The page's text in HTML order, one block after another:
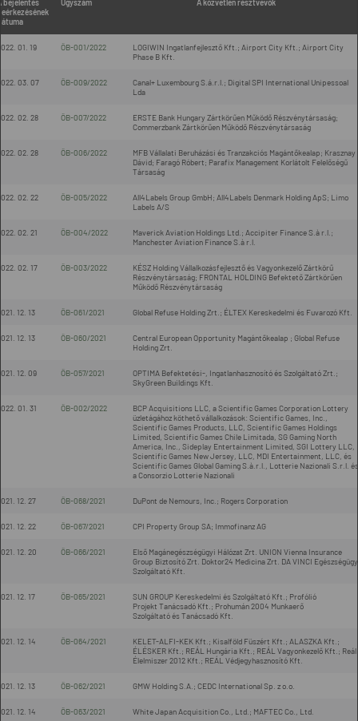
bejelentés
Ügyszám A közvetlen résztvevők
01. 19 ÖB-001/2022
LOGIWIN Ingatlanfejlesztő Kft.; Airport City Kft.; Airport City
Phase B Kft.
03. 07 ÖB-009/2022
Canal+ Luxembourg S.á.r.l.; Digital SPI International Unipessoal
Lda
02. 28 ÖB-007/2022
ERSTE Bank Hungary Zártkörűen Működő Részvénytársaság;
Commerzbank Zártkörűen Működő Részvénytársaság
02. 28 ÖB-006/2022
MFB Vállalati Beruházási és Tranzakciós Magántőkealap; Krasznay
Dávid; Faragó Róbert; Parafix Management Korlátolt Felelőségű
Társaság
02. 22 ÖB-005/2022
All4Labels Group GmbH; All4Labels Denmark Holding ApS; Limo
Labels A/S
02. 21 ÖB-004/2022
Maverick Aviation Holdings Ltd.; Accipiter Finance S.à r.l.;
Manchester Aviation Finance S.à r.l.
02. 17 ÖB-003/2022
KÉSZ Holding Vállalkozásfejlesztő és Vagyonkezelő Zártkörű
Részvénytársaság; FRONTAL HOLDING Befektető Zártkörűen
Működő Részvénytársaság
12. 13 ÖB-061/2021 Global Refuse Holding Zrt.; ÉLTEX Kereskedelmi és Fuvarozó Kft.
12. 13 ÖB-060/2021
Central European Opportunity Magántőkealap ; Global Refuse
Holding Zrt.
12. 09 ÖB-057/2021
OPTIMA Befektetési-, Ingatlanhasznosító és Szolgáltató Zrt.;
SkyGreen Buildings Kft.
01. 31 ÖB-002/2022
BCP Acquisitions LLC, a Scientific Games Corporation Lottery
üzletágához köthető vállalkozások: Scientific Games, Inc.,
Scientific Games Products, LLC, Scientific Games Holdings
Limited, Scientific Games Chile Limitada, SG Gaming North
America, Inc., Sideplay Entertainment Limited, SGI Lottery LLC,
Scientific Games New Jersey, LLC, MDI Entertainment, LLC, és
Scientific Games Global Gaming S.à.r.l., Lotterie Nazionali S.r.l. és
a Consorzio Lotterie Nazionali
12. 27 ÖB-068/2021 DuPont de Nemours, Inc.; Rogers Corporation
12. 22 ÖB-067/2021 CPI Property Group SA; Immofinanz AG
12. 20 ÖB-066/2021
Első Magánegészségügyi Hálózat Zrt. UNION Vienna Insurance
Group Biztosító Zrt. Doktor24 Medicina Zrt. DA VINCI
Szolgáltató Kft.
12. 17 ÖB-065/2021
SUN GROUP Kereskedelmi és Szolgáltató Kft.; Profólió
Projekt Tanácsadó Kft.; Prohumán 2004 Munkaerő
Szolgáltató és Tanácsadó Kft.
12. 14 ÖB-064/2021
KELET-ALFI-KEK Kft.; Kisalföld Füszért Kft.; ALASZKA Kft.;
ÉLÉSKER Kft.; REÁL Hungária Kft.; REÁL Vagyonkezelő Kft.; Reál
Élelmiszer 2012 Kft.; REÁL Védjegyhasznosító Kft.
12. 13 ÖB-062/2021 GMW Holding S.A.; CEDC International Sp. z o.o.
12. 14 ÖB-063/2021 White Japan Acquisition Co., Ltd.; MAFTEC Co., Ltd.